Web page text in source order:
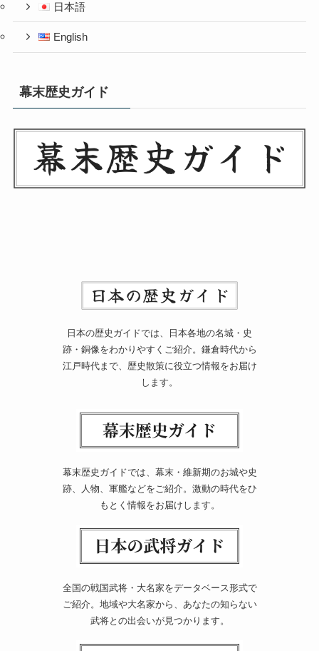
日本語
English
幕末歴史ガイド
日本の歴史ガイドでは、日本各地の名城・史
跡・銅像をわかりやすくご紹介。鎌倉時代から
江戸時代まで、歴史散策に役立つ情報をお届け
します。
幕末歴史ガイドでは、幕末・維新期のお城や史
跡、人物、軍艦などをご紹介。激動の時代をひ
もとく情報をお届けします。
全国の戦国武将・大名家をデータベース形式で
ご紹介。地域や大名家から、あなたの知らない
武将との出会いが見つかります。